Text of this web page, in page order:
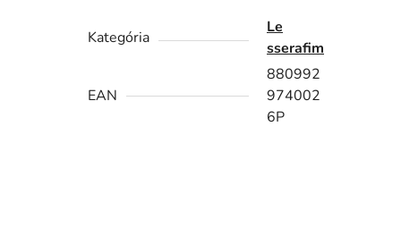
Kategória
Le
sserafim
EAN
880992
974002
6P